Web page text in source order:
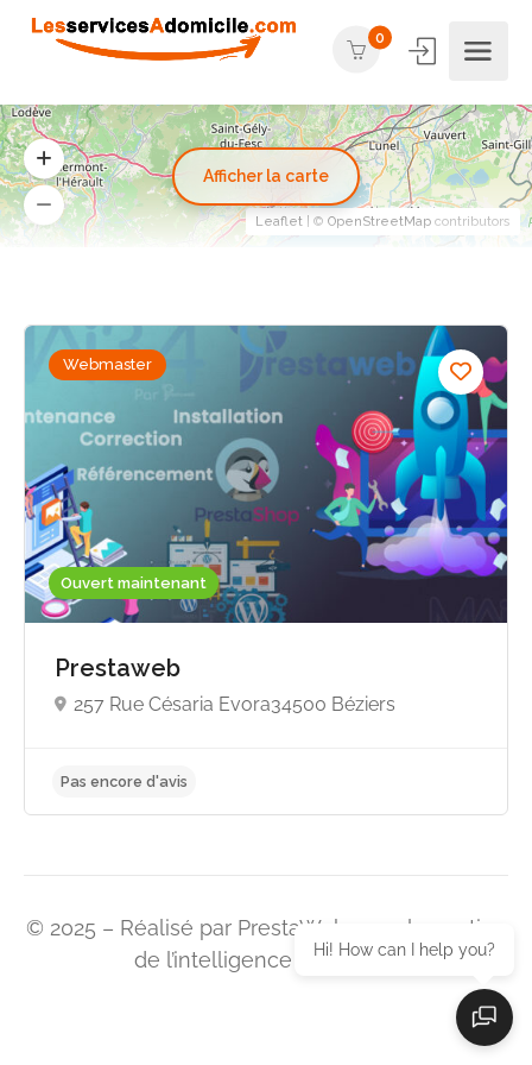
0
Ouvert maintenant
Webmaster
Prestaweb
257 Rue Césaria Evora34500 Béziers
© 2025 – Réalisé par PrestaWeb avec le soutien
de l’intelligence artificielle.
Leaflet | © OpenStreetMap contributors
Afficher la carte
Hi! How can I help you?